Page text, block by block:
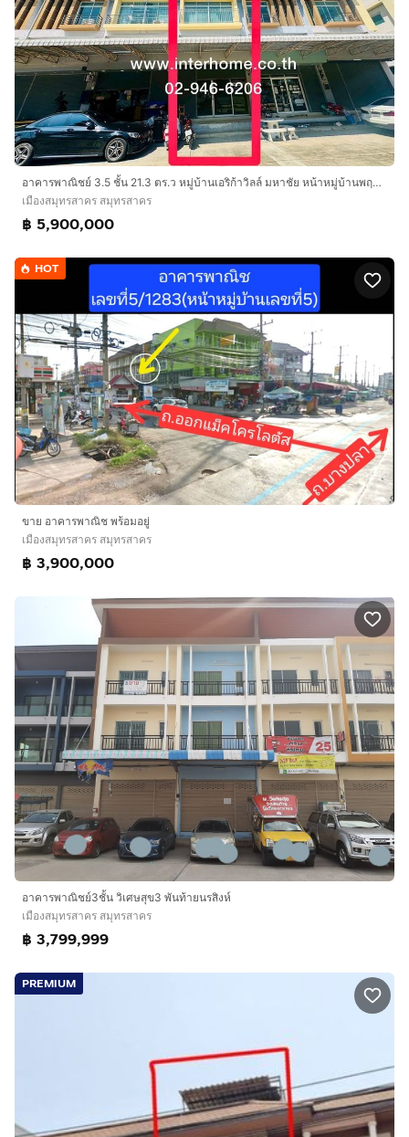
อาคารพาณิชย์ 3.5 ชั้น 21.3 ตร.ว หมู่บ้านเอริก้าวิลล์ มหาชัย หน้าหมู่บ้านพฤกษ์ลดามหาชัย ถนนสหกรณ์ ถนนเอกชัย เมืองสมุทรสาคร สมุทรสาคร
เมืองสมุทรสาคร สมุทรสาคร
฿ 5,900,000
HOT
ขาย อาคารพาณิช พร้อมอยู่
เมืองสมุทรสาคร สมุทรสาคร
฿ 3,900,000
อาคารพาณิชย์3ชั้น วิเศษสุข3 พันท้ายนรสิงห์
เมืองสมุทรสาคร สมุทรสาคร
฿ 3,799,999
PREMIUM